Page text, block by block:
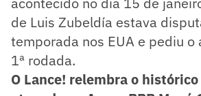
de Luis Zubeldía estava
temporada nos EUA e pediu o
1ª rodada.
O Lance! relembra o